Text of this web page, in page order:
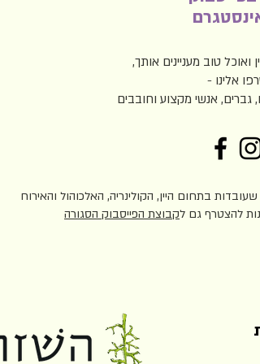
ואוכל טוב מעניינים אותך,
אלינו -
גברים, אנשי מקצוע וחובבים
בתחום היין, הקולינריה, האלכוהול והאירוח
להצטרף גם לקבוצת הפייסבוק הסגורה